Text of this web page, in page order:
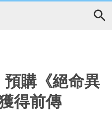
預購《絕命異
得前傳